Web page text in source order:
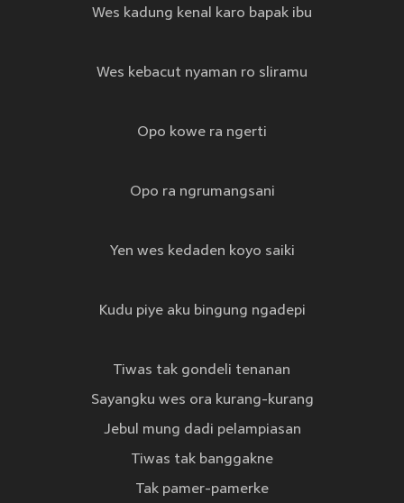
Wes kadung kenal karo bapak ibu
Wes kebacut nyaman ro sliramu
Opo kowe ra ngerti
Opo ra ngrumangsani
Yen wes kedaden koyo saiki
Kudu piye aku bingung ngadepi
Tiwas tak gondeli tenanan
Sayangku wes ora kurang-kurang
Jebul mung dadi pelampiasan
Tiwas tak banggakne
Tak pamer-pamerke